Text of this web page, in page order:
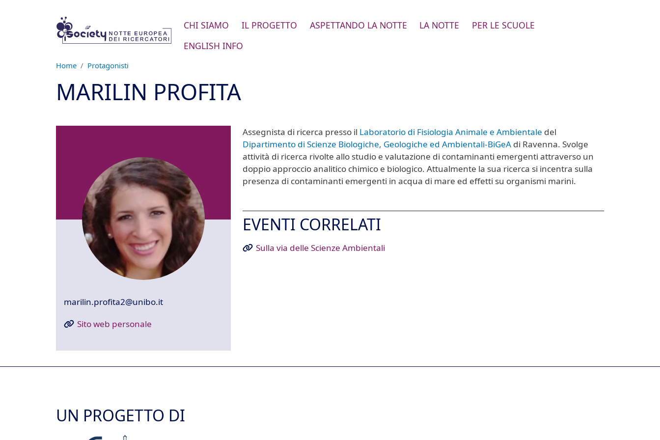
CHI SIAMO IL PROGETTO ASPETTANDO LA NOTTE LA NOTTE
PER LE SCUOLE
ENGLISH INFO
Home Protagonisti
MARILIN PROFITA
marilin.profita2@unibo.it
Sito web personale
Assegnista di ricerca presso il Laboratorio di Fisiologia Animale e Ambientale del
Dipartimento di Scienze Biologiche, Geologiche ed Ambientali-BiGeA di Ravenna. Svolge
attività di ricerca rivolte allo studio e valutazione di contaminanti emergenti attraverso un
doppio approccio analitico chimico e biologico. Attualmente la sua ricerca si incentra sulla
presenza di contaminanti emergenti in acqua di mare ed effetti su organismi marini.
EVENTI CORRELATI
Sulla via delle Scienze Ambientali
UN PROGETTO DI